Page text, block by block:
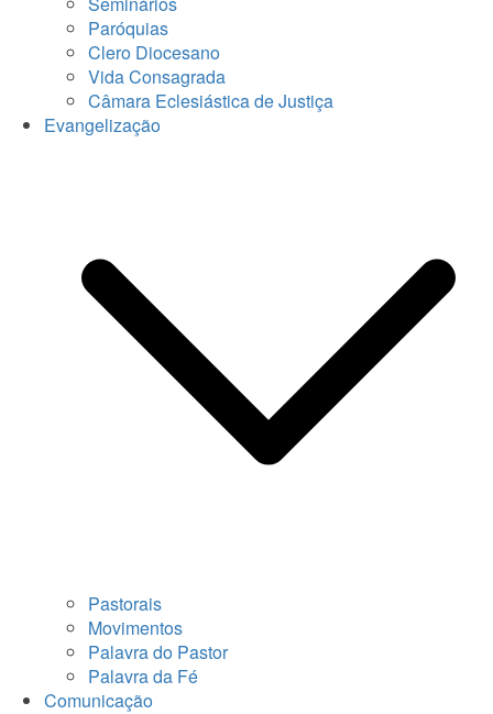
Paróquias
Clero Diocesano
Vida Consagrada
Câmara Eclesiástica de Justiça
Evangelização
Pastorais
Movimentos
Palavra do Pastor
Palavra da Fé
Comunicação